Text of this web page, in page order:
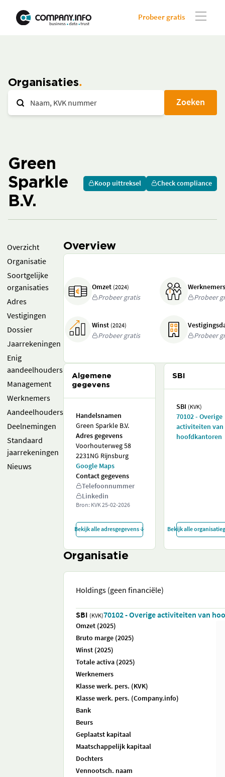
Probeer gratis
Organisaties
Zoeken
Green
Sparkle
B.V.
Koop uittreksel Check compliance
Overzicht
Organisatie
Soortgelijke
organisaties
Adres
Vestigingen
Dossier
Jaarrekeningen
Enig
aandeelhouders
Management
Werknemers
Aandeelhouders
Deelnemingen
Standaard
jaarrekeningen
Nieuws
Overview
Omzet (2024)
Probeer gratis
Probeer
Winst (2024)
Probeer gratis
Probeer
Algemene
gegevens
Handelsnamen
Green Sparkle B.V.
Adres gegevens
Voorhouterweg 58
2231NG Rijnsburg
Google Maps
Contact gegevens
Telefoonnummer
Linkedin
Bron: KVK25-02-2026
Bekijk alle adresgegevens
SBI
SBI (KVK)
70102 - Overige
activiteiten van
hoofdkantoren
Bekijk alle
Organisatie
Holdings (geen financiële)
SBI (KVK)70102 - Overige activiteiten van
Omzet (2025)
Bruto marge (2025)
Winst (2025)
Totale activa (2025)
Werknemers
Klasse werk. pers. (KVK)
Klasse werk. pers. (Company.info)
Bank
Beurs
Geplaatst kapitaal
Maatschappelijk kapitaal
Dochters
Vennootsch. naam